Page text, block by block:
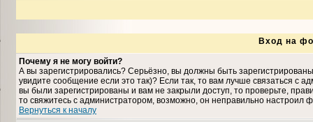
Вход на
Почему я не могу войти?
А вы зарегистрировались? Серьёзно, вы должны быть
увидите сообщение если это так)? Если так, то вам лучше связаться с
вы были зарегистрированы и вам не закрыли доступ, то проверьте,
то свяжитесь с администратором, возможно, он неправильно настроил
Вернуться к началу